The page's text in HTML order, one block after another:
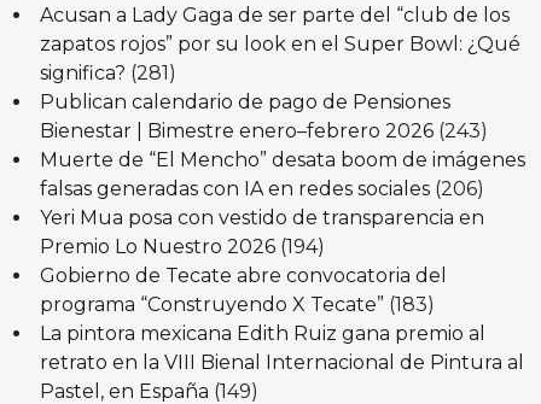
Acusan a Lady Gaga de ser parte del “club de los
zapatos rojos” por su look en el Super Bowl: ¿Qué
significa? (281)
Publican calendario de pago de Pensiones
Bienestar | Bimestre enero–febrero 2026 (243)
Muerte de “El Mencho” desata boom de imágenes
falsas generadas con IA en redes sociales (206)
Yeri Mua posa con vestido de transparencia en
Premio Lo Nuestro 2026 (194)
Gobierno de Tecate abre convocatoria del
programa “Construyendo X Tecate” (183)
La pintora mexicana Edith Ruiz gana premio al
retrato en la VIII Bienal Internacional de Pintura al
Pastel, en España (149)